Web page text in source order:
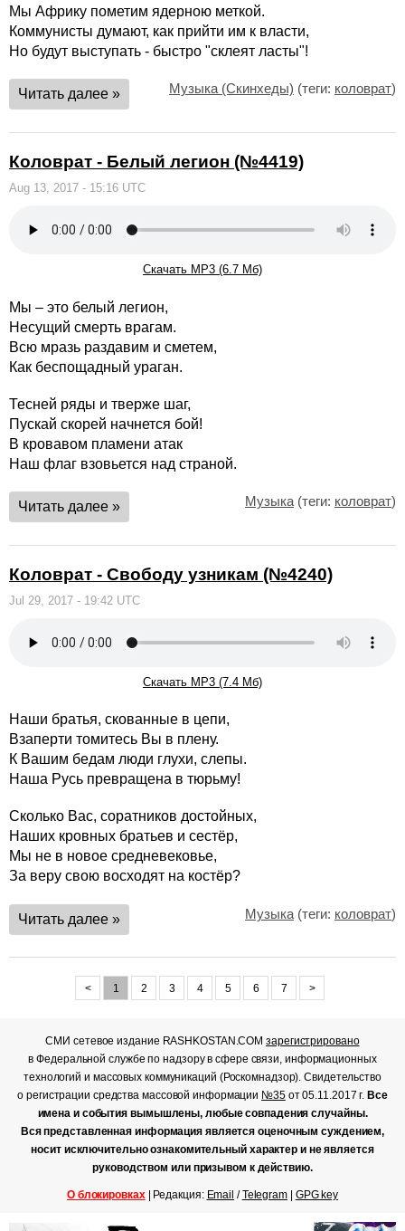
Мы Африку пометим ядерною меткой.
Коммунисты думают, как прийти им к власти,
Но будут выступать - быстро "склеят ласты"!
Читать далее » Музыка (Скинхеды) (теги: коловрат)
Коловрат - Белый легион (№4419)
Aug 13, 2017 - 15:16 UTC
Скачать MP3 (6.7 Мб)
Мы – это белый легион,
Несущий смерть врагам.
Всю мразь раздавим и сметем,
Как беспощадный ураган.
Тесней ряды и тверже шаг,
Пускай скорей начнется бой!
В кровавом пламени атак
Наш флаг взовьется над страной.
Читать далее » Музыка (теги: коловрат)
Коловрат - Свободу узникам (№4240)
Jul 29, 2017 - 19:42 UTC
Скачать MP3 (7.4 Мб)
Наши братья, скованные в цепи,
Взаперти томитесь Вы в плену.
К Вашим бедам люди глухи, слепы.
Наша Русь превращена в тюрьму!
Сколько Вас, соратников достойных,
Наших кровных братьев и сестёр,
Мы не в новое средневековье,
За веру свою восходят на костёр?
Читать далее » Музыка (теги: коловрат)
< 1 2 3 4 5 6 7 >
СМИ сетевое издание RASHKOSTAN.COMзарегистрировано
в Федеральной службе по надзору в сфере связи, информационных
технологий и массовых коммуникаций (Роскомнадзор). Свидетельство
о регистрации средства массовой информации №35от 05.11.2017 г. Все
имена и события вымышлены, любые совпадения случайны.
Вся представленная информация является оценочным суждением,
носит исключительно ознакомительный характер и не является
руководством или призывом к действию.
О блокировках| Редакция: Email /Telegram| GPG key